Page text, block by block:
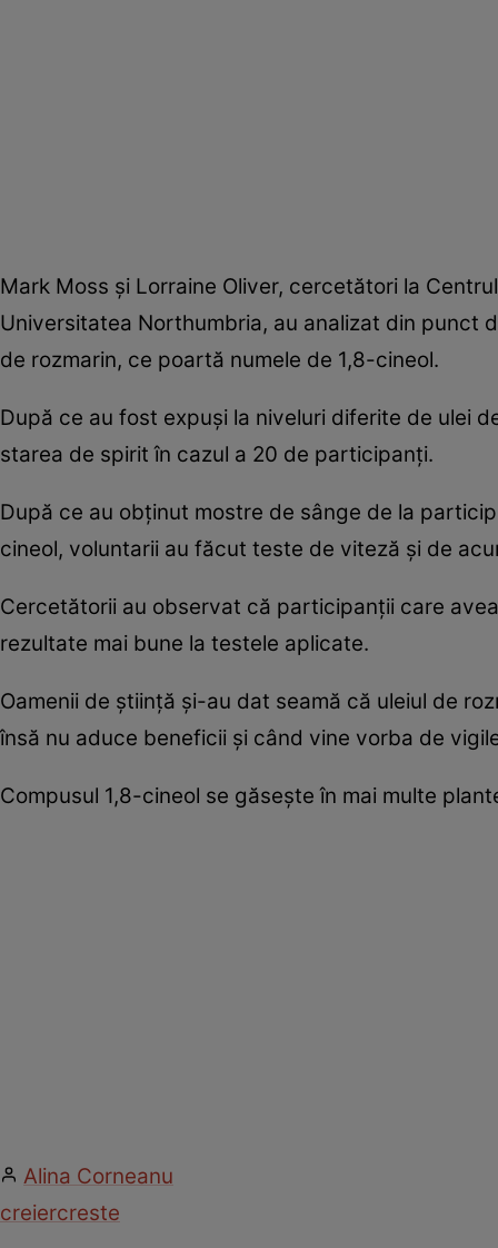
Mark Moss şi Lorraine Oliver, cercetători la
Universitatea Northumbria, au analizat din punct
de rozmarin, ce poartă numele de 1,8-cineol.
După ce au fost expuşi la niveluri diferite de ulei
starea de spirit în cazul a 20 de participanţi.
După ce au obţinut mostre de sânge de la
cineol, voluntarii au făcut teste de viteză şi de
Cercetătorii au observat că participanţii care
rezultate mai bune la testele aplicate.
Oamenii de ştiinţă şi-au dat seamă că uleiul de
însă nu aduce beneficii şi când vine vorba de
Compusul 1,8-cineol se găseşte în mai multe
Alina Corneanu
creiercreste